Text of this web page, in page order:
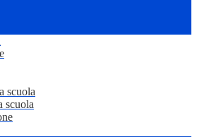
scuola
scuola